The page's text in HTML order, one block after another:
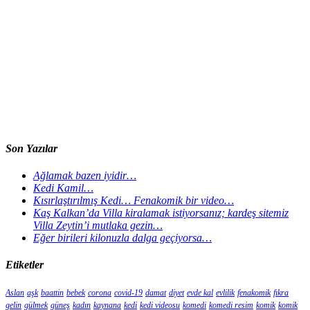
Son Yazılar
Ağlamak bazen iyidir…
Kedi Kamil…
Kısırlaştırılmış Kedi… Fenakomik bir video…
Kaş Kalkan’da Villa kiralamak istiyorsanız; kardeş sitemiz
Villa Zeytin’i mutlaka gezin…
Eğer birileri kilonuzla dalga geçiyorsa…
Etiketler
Aslan aşk baattin bebek corona covid-19 damat diyet evde kal evlilik fenakomik fıkra
gelin gülmek güneş kadın kaynana kedi kedi videosu komedi komedi resim komik komik